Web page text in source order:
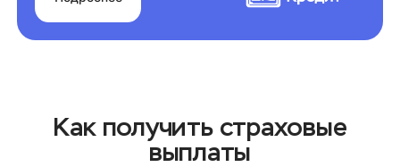
Как получить страховые
выплаты